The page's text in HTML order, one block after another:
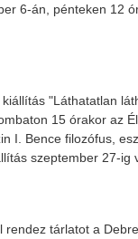
6-án, pénteken 12
"Láthatatlan
15 órakor az
I. Bence filozófus,
szeptember 27-ig
tárlatot a